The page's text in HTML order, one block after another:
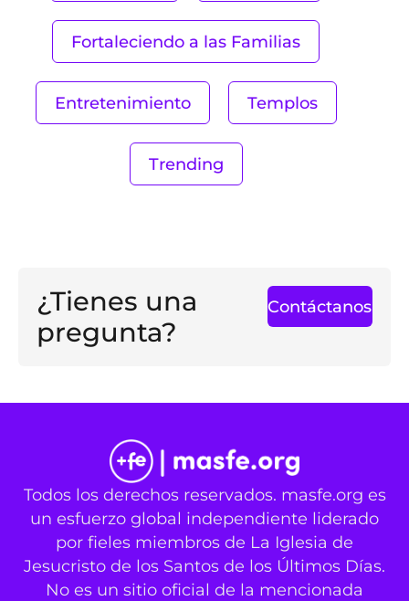
Fortaleciendo a las Familias
Entretenimiento Templos
Trending
¿Tienes una
pregunta?
Contáctanos
Todos los derechos reservados. masfe.org es
un esfuerzo global independiente liderado
por fieles miembros de La Iglesia de
Jesucristo de los Santos de los Últimos Días.
No es un sitio oficial de la mencionada